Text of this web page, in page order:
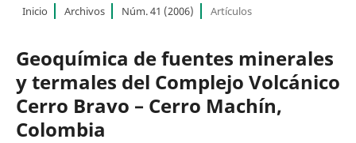
Inicio Archivos Núm. 41 (2006) Artículos
Geoquímica de fuentes minerales
y termales del Complejo Volcánico
Cerro Bravo – Cerro Machín,
Colombia